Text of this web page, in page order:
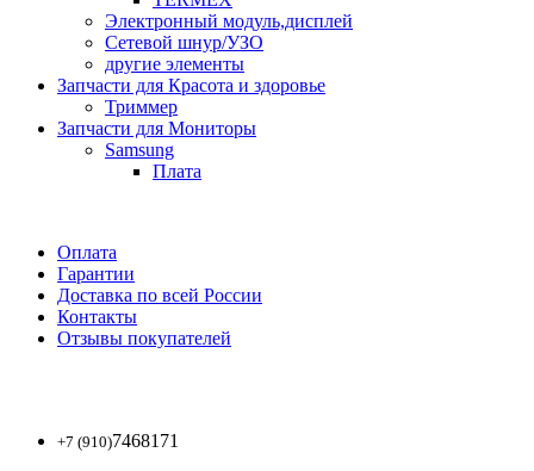
Электронный модуль,дисплей
Сетевой шнур/УЗО
другие элементы
Запчасти для Красота и здоровье
Триммер
Запчасти для Мониторы
Samsung
Плата
Оплата
Гарантии
Доставка по всей России
Контакты
Отзывы покупателей
+7 (910)7468171